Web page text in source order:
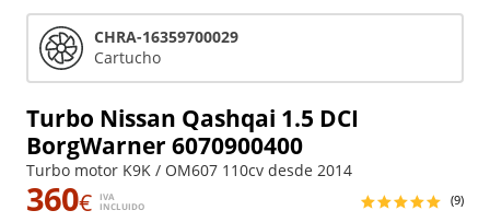
Turbo Nissan Qashqai 1.5 DCI
BorgWarner 6070900400
Turbo motor K9K / OM607 110cv desde 2014
360€
IVA
INCLUIDO
(9)
CHRA-16359700029
Cartucho